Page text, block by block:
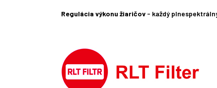
Regulácia výkonu žiaričov - každý